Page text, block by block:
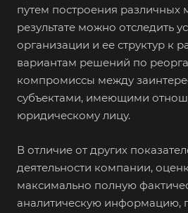
путем построения различных
результате можно отследить
организации и ее структур к
вариантам решений по
компромиссы между
субъектами, имеющими
юридическому лицу.
В отличие от других
деятельности компании,
максимально полную
аналитическую информацию,